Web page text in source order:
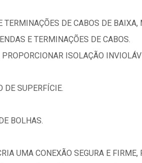
DE CABOS DE BAIXA,
E TERMINAÇÕES DE CABOS.
ISOLAÇÃO
DE SUPERFÍCIE.
BOLHAS.
UMA CONEXÃO SEGURA E